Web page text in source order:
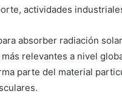
actividades
absorber radiación
relevantes a nivel
parte del material